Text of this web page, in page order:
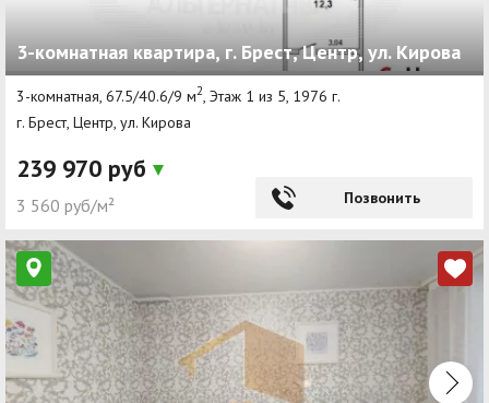
3-комнатная квартира, г. Брест, Центр, ул. Кирова
3-комнатная, 67.5/40.6/9 м2, Этаж 1 из 5, 1976 г.
г. Брест, Центр, ул. Кирова
239 970 руб
3 560 руб/м² Позвонить